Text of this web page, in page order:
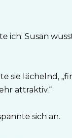
ich: Susan
sie lächelnd,
attraktiv.“
sich an.